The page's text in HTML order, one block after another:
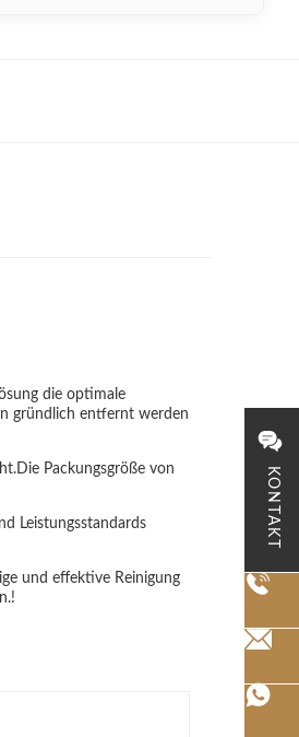
KONTAKT
die optimale
gründlich entfernt werden
Packungsgröße von
Leistungsstandards
und effektive Reinigung